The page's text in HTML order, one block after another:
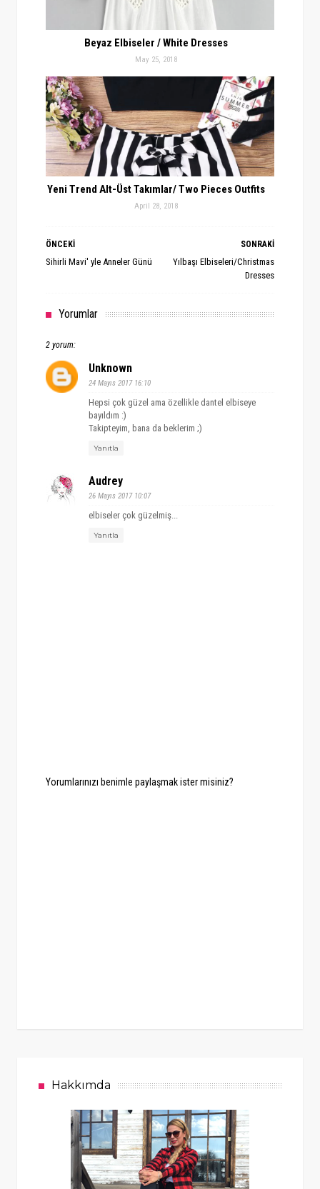
Beyaz Elbiseler / White Dresses
May 25, 2018
Yeni Trend Alt-Üst Takımlar/ Two Pieces Outfits
April 28, 2018
SONRAKİ
Yılbaşı Elbiseleri/Christmas
Dresses
ÖNCEKİ
Sihirli Mavi' yle Anneler Günü
Yorumlar
2 yorum:
Unknown
24 Mayıs 2017 16:10
Hepsi çok güzel ama özellikle dantel elbiseye
bayıldım :)
Takipteyim, bana da beklerim ;)
Yanıtla
Audrey
26 Mayıs 2017 10:07
elbiseler çok güzelmiş...
Yanıtla
Yorumlarınızı benimle paylaşmak ister misiniz?
Hakkımda